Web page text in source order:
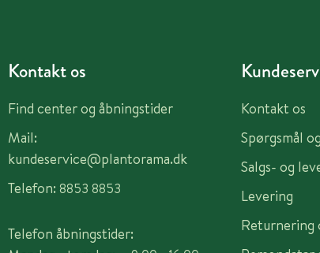
Kontakt os
Find center og åbningstider
Mail:
kundeservice@plantorama.dk
Telefon: 8853 8853
Telefon åbningstider:
Kontakt os
Spørgsmål
Salgs- og
Levering
Returnering